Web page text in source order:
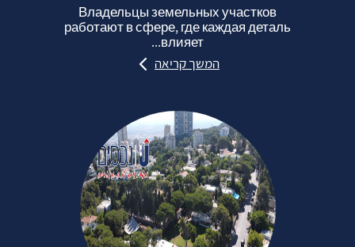
Владельцы земельных участков
работают в сфере, где каждая деталь
влияет...
המשך קריאה